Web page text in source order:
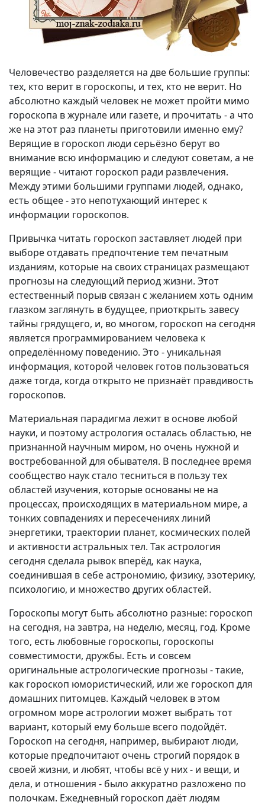
Человечество разделяется на две большие группы:
тех, кто верит в гороскопы, и тех, кто не верит. Но
абсолютно каждый человек не может пройти мимо
гороскопа в журнале или газете, и прочитать - а что
же на этот раз планеты приготовили именно ему?
Верящие в гороскоп люди серьёзно берут во
внимание всю информацию и следуют советам, а не
верящие - читают гороскоп ради развлечения.
Между этими большими группами людей, однако,
есть общее - это непотухающий интерес к
информации гороскопов.
Привычка читать гороскоп заставляет людей при
выборе отдавать предпочтение тем печатным
изданиям, которые на своих страницах размещают
прогнозы на следующий период жизни. Этот
естественный порыв связан с желанием хоть одним
глазком заглянуть в будущее, приоткрыть завесу
тайны грядущего, и, во многом, гороскоп на сегодня
является программированием человека к
определённому поведению. Это - уникальная
информация, которой человек готов пользоваться
даже тогда, когда открыто не признаёт правдивость
гороскопов.
Материальная парадигма лежит в основе любой
науки, и поэтому астрология осталась областью, не
признанной научным миром, но очень нужной и
востребованной для обывателя. В последнее время
сообщество наук стало тесниться в пользу тех
областей изучения, которые основаны не на
процессах, происходящих в материальном мире, а
тонких совпадениях и пересечениях линий
энергетики, траектории планет, космических полей
и активности астральных тел. Так астрология
сегодня сделала рывок вперёд, как наука,
соединившая в себе астрономию, физику, эзотерику,
психологию, и множество других областей.
Гороскопы могут быть абсолютно разные: гороскоп
на сегодня, на завтра, на неделю, месяц, год. Кроме
того, есть любовные гороскопы, гороскопы
совместимости, дружбы. Есть и совсем
оригинальные астрологические прогнозы - такие,
как гороскоп юмористический, или же гороскоп для
домашних питомцев. Каждый человек в этом
огромном море астрологии может выбрать тот
вариант, который ему больше всего подойдёт.
Гороскоп на сегодня, например, выбирают люди,
которые предпочитают очень строгий порядок в
своей жизни, и любят, чтобы всё у них - и вещи, и
дела, и отношения - было аккуратно разложено по
полочкам. Ежедневный гороскоп даёт людям